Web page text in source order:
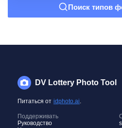
Поиск типов
DV Lottery Photo Tool
Питаться от idphoto.ai.
Поддерживать
Руководство